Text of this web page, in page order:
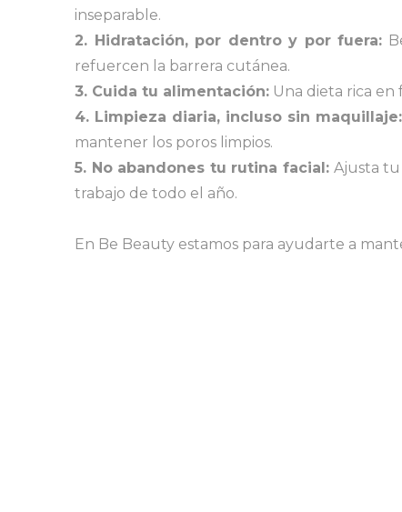
inseparable.
2. Hidratación, por dentro y por fuera:
refuercen la barrera cutánea.
3. Cuida tu alimentación: Una dieta rica
4. Limpieza diaria, incluso sin maquillaje:
mantener los poros limpios.
5. No abandones tu rutina facial: Ajusta tu
trabajo de todo el año.
En Be Beauty estamos para ayudarte a